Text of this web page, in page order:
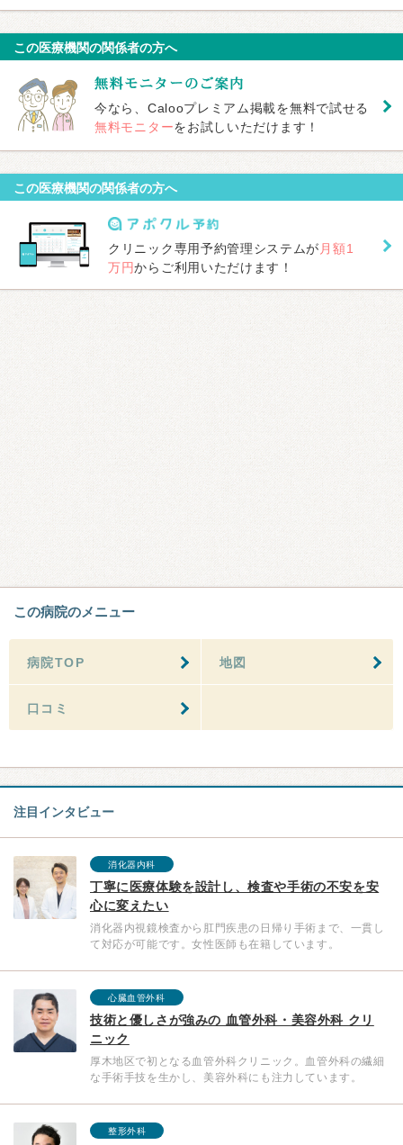
この医療機関の関係者の方へ
今なら、Calooプレミアム掲載を無料で試せる
無料モニターをお試しいただけます！
この医療機関の関係者の方へ
クリニック専用予約管理システムが 月額1
万円からご利用いただけます！
この病院のメニュー
病院TOP 地図
口コミ
注目インタビュー
消化器内科
丁寧に医療体験を設計し、検査や手術の不安を安
心に変えたい
消化器内視鏡検査から肛門疾患の日帰り手術まで、一貫し
て対応が可能です。女性医師も在籍しています。
心臓血管外科
技術と優しさが強みの 血管外科・美容外科 クリ
ニック
厚木地区で初となる血管外科クリニック。血管外科の繊細
な手術手技を生かし、美容外科にも注力しています。
整形外科